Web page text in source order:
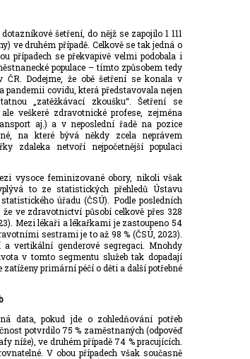
šetření, do nějž se zapojilo 1 111
ve druhém případě. Celkově se tak jedná o
případech se překvapivě velmi podobala i
populace – tímto způsobem tedy
Dodejme, že obě šetření se konala v
covidu, která představovala nejen
„zatěžkávací zkoušku“. Šetření se
veškeré zdravotnické profese, zejména
aj.) a v neposlední řadě na pozice
na které bývá někdy zcela neprávem
zdaleka netvoří nejpočetnější populaci
vysoce feminizované obory, nikoli však
to ze statistických přehledů Ústavu
úřadu (ČSÚ). Podle posledních
ve zdravotnictví působí celkově přes 328
Mezi lékaři a lékařkami je zastoupeno 54
sestrami je to až 98 % (ČSÚ, 2023).
vertikální genderové segregaci. Mnohdy
v tomto segmentu služeb tak dopadají
primární péčí o děti a další potřebné
data, pokud jde o zohledňování potřeb
potvrdilo 75 % zaměstnaných (odpověď
níže), ve druhém případě 74 % pracujících.
V obou případech však současně